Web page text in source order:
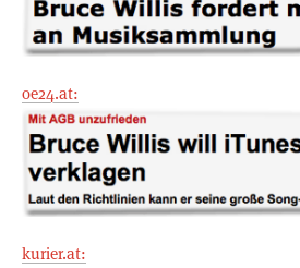
oe24.at:
kurier.at: